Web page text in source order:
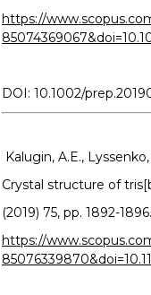
https://
DOI: 10.1002/
Kalugin, A.E.,
Crystal structure of
(2019) 75, pp. 1892-1896.
https://